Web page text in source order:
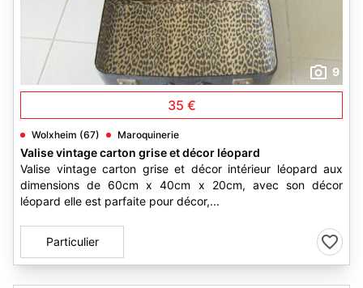
9
35 €
Wolxheim (67) Maroquinerie
Valise vintage carton grise et décor léopard
Valise vintage carton grise et décor intérieur léopard aux
dimensions de 60cm x 40cm x 20cm, avec son décor
léopard elle est parfaite pour décor,...
Particulier